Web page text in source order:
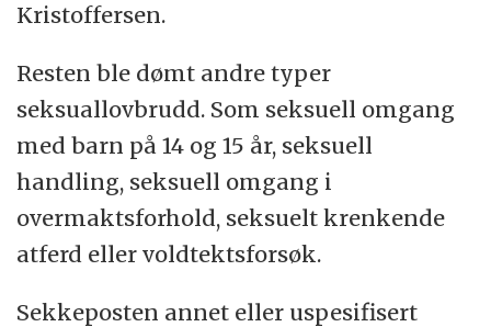
Kristoffersen.
Resten ble dømt andre typer
seksuallovbrudd. Som seksuell omgang
med barn på 14 og 15 år, seksuell
handling, seksuell omgang i
overmaktsforhold, seksuelt krenkende
atferd eller voldtektsforsøk.
Sekkeposten annet eller uspesifisert